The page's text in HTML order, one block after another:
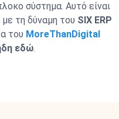
σύστημα. Αυτό είναι
με τη δύναμη του SIX ERP
του MoreThanDigital
εδώ.